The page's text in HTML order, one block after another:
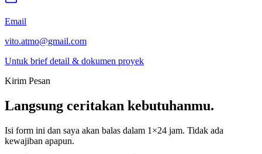
Email
vito.atmo@gmail.com
Untuk brief detail & dokumen proyek
Kirim Pesan
Langsung ceritakan kebutuhanmu.
Isi form ini dan saya akan balas dalam 1×24 jam. Tidak ada
kewajiban apapun.